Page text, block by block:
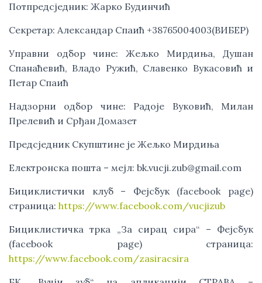
Потпредсједник: Жарко Будинчић
Секретар: Александар Спаић +38765004003(ВИБЕР)
Управни одбор чине: Жељко Мирдиња, Душан
Спанаћевић, Владо Ружић, Славенко Вукасовић и
Петар Спаић
Надзорни одбор чине: Радоје Вуковић, Милан
Прелевић и Срђан Домазет
Предсједник Скупштине је Жељко Мирдиња
Електронска пошта – мејл: bk.vucji.zub@gmail.com
Бициклистички клуб – Фејсбук (facebook page)
страница: https://www.facebook.com/vucjizub
Бициклистичка трка „За сирац сира“ – Фејсбук
(facebook page) страница:
https://www.facebook.com/zasiracsira